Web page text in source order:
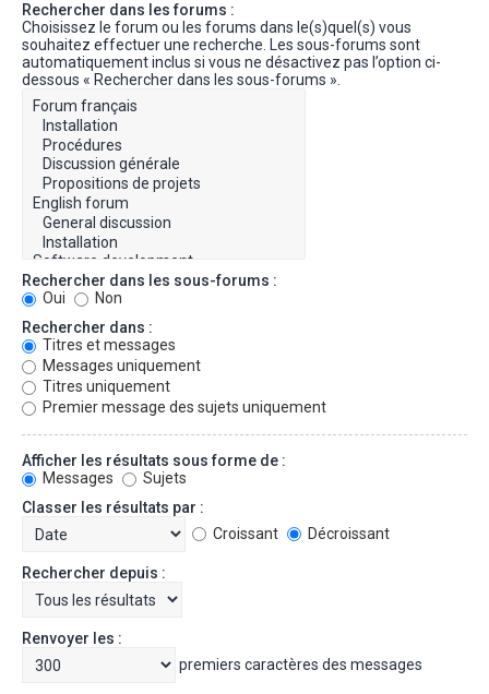
Rechercher dans les forums :
Choisissez le forum ou les forums dans le(s)quel(s) vous
souhaitez effectuer une recherche. Les sous-forums sont
automatiquement inclus si vous ne désactivez pas l’option ci-
dessous « Rechercher dans les sous-forums ».
Rechercher dans les sous-forums :
Oui
Non
Rechercher dans :
Titres et messages
Messages uniquement
Titres uniquement
Premier message des sujets uniquement
Afficher les résultats sous forme de :
Messages
Sujets
Classer les résultats par :
Croissant
Décroissant
Rechercher depuis :
Renvoyer les :
premiers caractères des messages